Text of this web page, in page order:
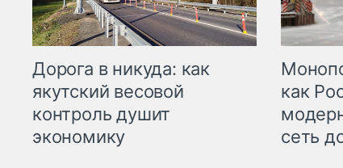
Дорога в никуда: как
якутский весовой
контроль душит
экономику
как
сеть